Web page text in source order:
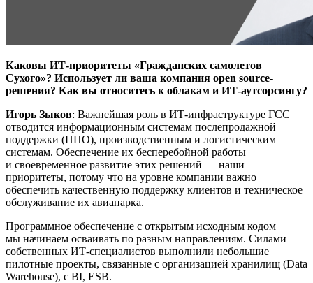
Каковы ИТ-приоритеты «Гражданских самолетов
Сухого»? Использует ли ваша компания open source-
решения? Как вы относитесь к облакам и ИТ-аутсорсингу?
Игорь Зыков: Важнейшая роль в ИТ-инфраструктуре ГСС
отводится информационным системам послепродажной
поддержки (ППО), производственным и логистическим
системам. Обеспечение их бесперебойной работы
и своевременное развитие этих решений — наши
приоритеты, потому что на уровне компании важно
обеспечить качественную поддержку клиентов и техническое
обслуживание их авиапарка.
Программное обеспечение с открытым исходным кодом
мы начинаем осваивать по разным направлениям. Силами
собственных ИТ-специалистов выполнили небольшие
пилотные проекты, связанные с организацией хранилищ (Data
Warehouse), с BI, ESB.